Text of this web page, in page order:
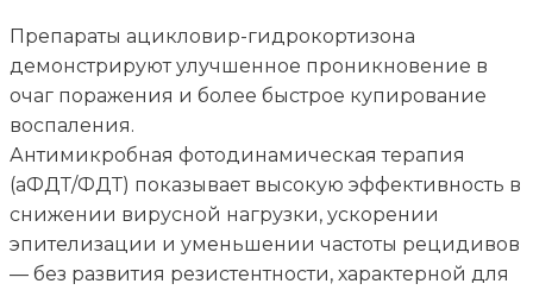
Препараты ацикловир-гидрокортизона
демонстрируют улучшенное проникновение в
очаг поражения и более быстрое купирование
воспаления.
Антимикробная фотодинамическая терапия
(аФДТ/ФДТ) показывает высокую эффективность в
снижении вирусной нагрузки, ускорении
эпителизации и уменьшении частоты рецидивов
— без развития резистентности, характерной для